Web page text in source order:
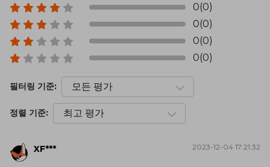
0(0)
0(0)
0(0)
0(0)
필터링 기준:
정렬 기준:
XF*** 2023-12-04 17:21:32